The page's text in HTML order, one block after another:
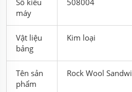
Số kiểu
máy
508004
Vật liệu
bảng
Kim loại
Tên sản
phẩm
Rock Wool